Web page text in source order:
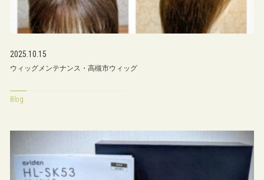
2025.10.15
ウィッグメンテナンス・高槻市ウィッグ
Blog